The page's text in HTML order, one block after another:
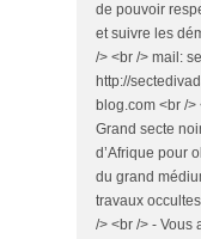
de pouvoir
et suivre les
/> <br /> mail:
http://
blog.com <br />
Grand secte
d’Afrique pour
du grand
travaux
/> <br /> - Vous